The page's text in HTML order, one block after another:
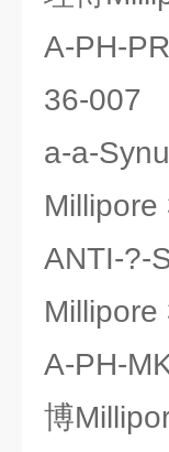
A-PH-
36-007
a-a-
Millipore
ANTI-?-
Millipore
A-PH-
博